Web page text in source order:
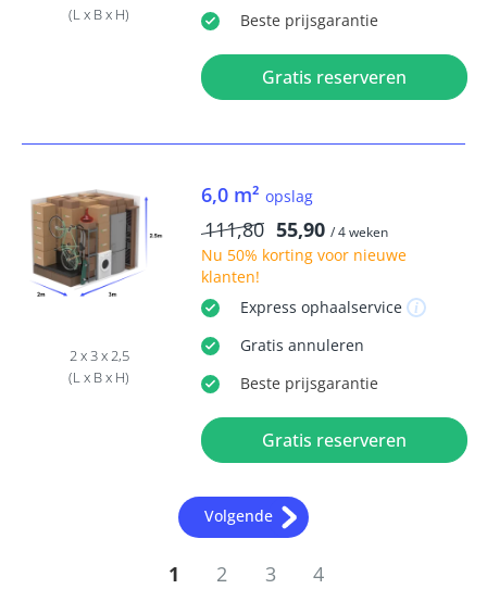
(L x B x H)
Beste prijsgarantie
Gratis reserveren
2 x 3 x 2,5
(L x B x H)
6,0 m² opslag
111,80 55,90 / 4 weken
Nu 50% kortingvoor nieuwe
klanten!
Express ophaalservice
Gratis annuleren
Beste prijsgarantie
Gratis reserveren
Volgende
1 2 3 4